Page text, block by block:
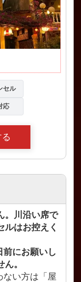
セル
応
。川沿い席で
ルはお控えく
にお願いし
。
い方は「屋